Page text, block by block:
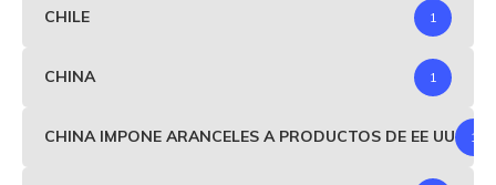
CHILE 1
CHINA 1
CHINA IMPONE ARANCELES A PRODUCTOS DE EE UU 1